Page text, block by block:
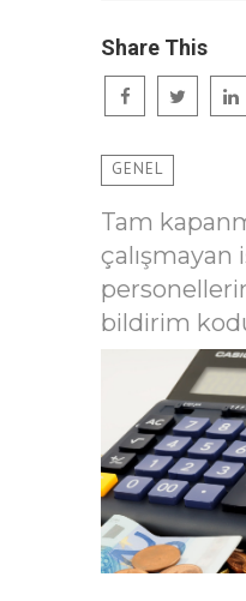
Share This
GENEL
Tam
çalışmayan
bildirim